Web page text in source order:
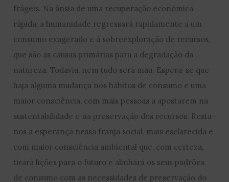
frágeis. Na ânsia de uma recuperação económica
rápida, a humanidade regressará rapidamente a um
consumo exagerado e à sobreexploração de recursos,
que são as causas primárias para a degradação da
natureza. Todavia, nem tudo será mau. Espera-se que
haja alguma mudança nos hábitos de consumo e uma
maior consciência, com mais pessoas a apostarem na
sustentabilidade e na preservação dos recursos. Resta-
nos a esperança nessa franja social, mais esclarecida e
com maior consciência ambiental que, com certeza,
tirará lições para o futuro e alinhará os seus padrões
de consumo com as necessidades de preservação do